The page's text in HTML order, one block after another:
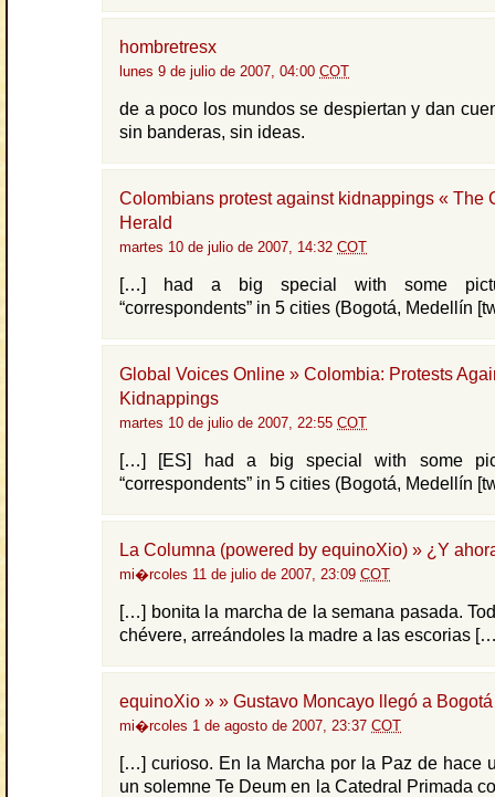
hombretresx
lunes 9 de julio de 2007, 04:00 COT
de a poco los mundos se despiertan y dan
sin banderas, sin ideas.
Colombians protest against kidnappings « The
Herald
martes 10 de julio de 2007, 14:32 COT
[…] had a big special with some
“correspondents” in 5 cities (Bogotá, Medellín
Global Voices Online » Colombia: Protests
Kidnappings
martes 10 de julio de 2007, 22:55 COT
[…] [ES] had a big special with some
“correspondents” in 5 cities (Bogotá, Medellín
La Columna (powered by equinoXio) » ¿Y
mi�rcoles 11 de julio de 2007, 23:09 COT
[…] bonita la marcha de la semana pasada.
chévere, arreándoles la madre a las escorias
equinoXio » » Gustavo Moncayo llegó a Bogotá
mi�rcoles 1 de agosto de 2007, 23:37 COT
[…] curioso. En la Marcha por la Paz de hace
un solemne Te Deum en la Catedral Primada